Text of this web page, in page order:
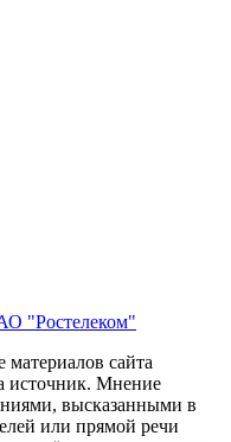
"Ростелеком"
сайта
источник. Мнение
высказанными в
или прямой речи